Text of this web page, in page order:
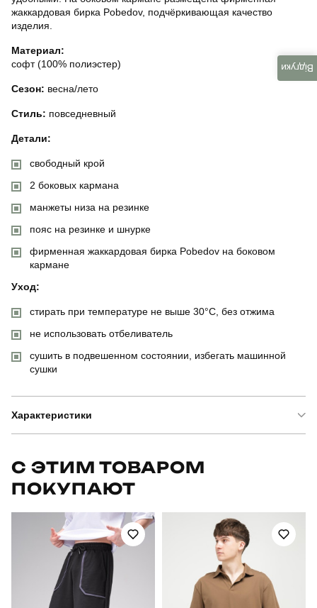
жаккардовая бирка Pobedov, подчёркивающая качество
изделия.
Материал:
софт (100% полиэстер)
Сезон: весна/лето
Стиль: повседневный
Детали:
свободный крой
2 боковых кармана
манжеты низа на резинке
пояс на резинке и шнурке
фирменная жаккардовая бирка Pobedov на боковом
кармане
Уход:
стирать при температуре не выше 30°C, без отжима
не использовать отбеливатель
сушить в подвешенном состоянии, избегать машинной
сушки
Характеристики
Модель
Призначення для повсякденного носіння
повсякденний
С ЭТИМ ТОВАРОМ
ПОКУПАЮТ
Відгуки